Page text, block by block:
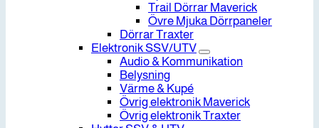
Trail Dörrar Maverick
Övre Mjuka Dörrpaneler
Dörrar Traxter
Elektronik SSV/UTV
Audio & Kommunikation
Belysning
Värme & Kupé
Övrig elektronik Maverick
Övrig elektronik Traxter